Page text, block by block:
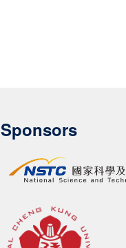
Sponsors